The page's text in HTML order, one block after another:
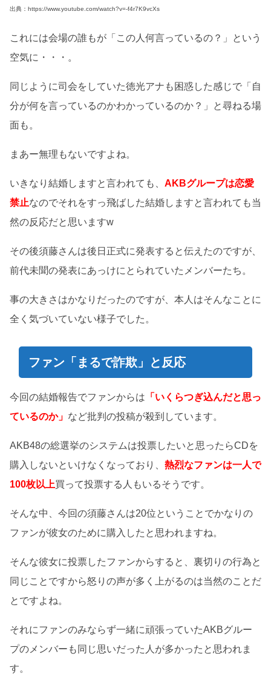
出典：https://www.youtube.com/watch?v=-f4r7K9vcXs
これには会場の誰もが「この人何言っているの？」という
空気に・・・。
同じように司会をしていた徳光アナも困惑した感じで「自
分が何を言っているのかわかっているのか？」と尋ねる場
面も。
まあー無理もないですよね。
いきなり結婚しますと言われても、 AKBグループは恋愛
禁止なのでそれをすっ飛ばした結婚しますと言われても当
然の反応だと思いますw
その後須藤さんは後日正式に発表すると伝えたのですが、
前代未聞の発表にあっけにとられていたメンバーたち。
事の大きさはかなりだったのですが、本人はそんなことに
全く気づいていない様子でした。
ファン「まるで詐欺」と反応
今回の結婚報告でファンからは 「いくらつぎ込んだと思っ
ているのか」 など批判の投稿が殺到しています。
AKB48の総選挙のシステムは投票したいと思ったらCDを
購入しないといけなくなっており、 熱烈なファンは一人で
100枚以上買って投票する人もいるそうです。
そんな中、今回の須藤さんは20位ということでかなりの
ファンが彼女のために購入したと思われますね。
そんな彼女に投票したファンからすると、裏切りの行為と
同じことですから怒りの声が多く上がるのは当然のことだ
とですよね。
それにファンのみならず一緒に頑張っていたAKBグルー
プのメンバーも同じ思いだった人が多かったと思われま
す。